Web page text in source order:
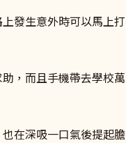
發生意外時可以馬上打
，而且手機帶去學校萬
也在深吸一口氣後提起膽